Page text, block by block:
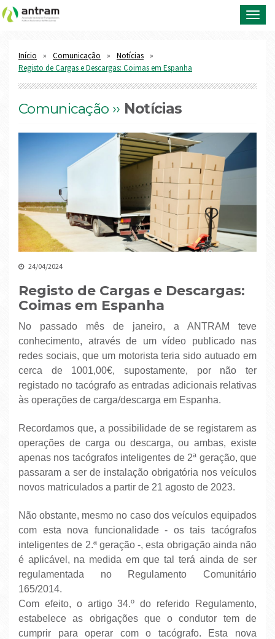
Início Comunicação
Notícias
Registo de Cargas e Descargas: Coimas em Espanha
Comunicação ›› Notícias
24/04/2024
Registo de Cargas e Descargas:
Coimas em Espanha
No passado mês de janeiro, a ANTRAM teve
conhecimento, através de um vídeo publicado nas
redes sociais, que um motorista teria sido autuado em
cerca de 1001,00€, supostamente, por não ter
registado no tacógrafo as entradas adicionais relativas
às operações de carga/descarga em Espanha.
Recordamos que, a possibilidade de se registarem as
operações de carga ou descarga, ou ambas, existe
apenas nos tacógrafos inteligentes de 2ª geração, que
passaram a ser de instalação obrigatória nos veículos
novos matriculados a partir de 21 agosto de 2023.
Não obstante, mesmo no caso dos veículos equipados
com esta nova funcionalidade - os tais tacógrafos
inteligentes de 2.ª geração -, esta obrigação ainda não
é aplicável, na medida em que tal terá ainda de ser
regulamentada no Regulamento Comunitário
165/2014.
Com efeito, o artigo 34.º do referido Regulamento,
estabelece as obrigações que o condutor tem de
cumprir para operar com o tacógrafo. Esta nova